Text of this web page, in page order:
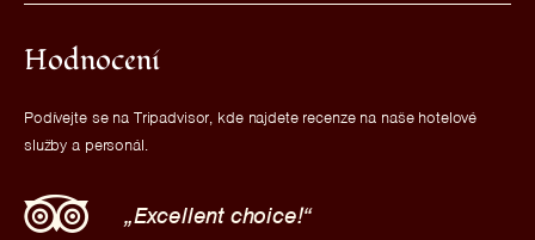
Hodnocení
Podívejte se na Tripadvisor, kde najdete recenze na naše hotelové
služby a personál.
Excellent choice!